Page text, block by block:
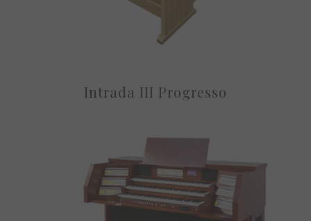
Intrada III Progresso